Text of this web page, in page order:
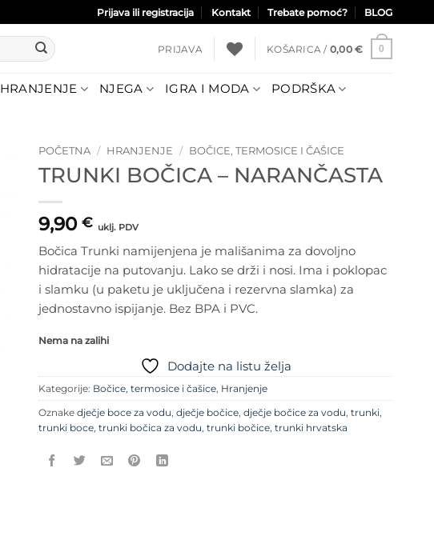
Prijava ili registracija Kontakt Trebate pomoć? BLOG
PRIJAVA KOŠARICA / 0,00 € 0
HRANJENJE NJEGA IGRA I MODA PODRŠKA
POČETNA / HRANJENJE / BOČICE, TERMOSICE I ČAŠICE
TRUNKI BOČICA – NARANČASTA
9,90 € uklj. PDV
Bočica Trunki namijenjena je mališanima za dovoljno
hidratacije na putovanju. Lako se drži i nosi. Ima i poklopac
i slamku (u paketu je uključena i rezervna slamka) za
jednostavno ispijanje. Bez BPA i PVC.
Nema na zalihi
Dodajte na listu želja
Kategorije: Bočice, termosice i čašice, Hranjenje
Oznake dječje boce za vodu, dječje bočice, dječje bočice za vodu, trunki,
trunki boce, trunki bočica za vodu, trunki bočice, trunki hrvatska